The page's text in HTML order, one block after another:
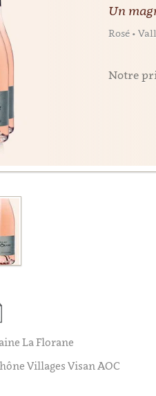
Un
Rosé •
Notre
La Florane
Villages Visan AOC